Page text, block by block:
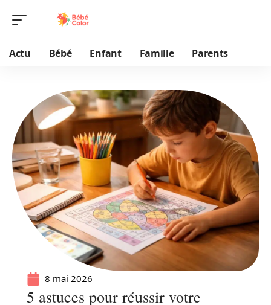
Actu Bébé Enfant Famille Parents
8 mai 2026
5 astuces pour réussir votre